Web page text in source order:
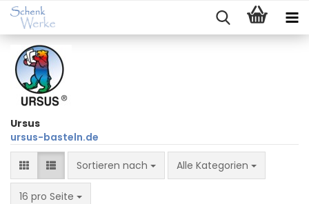
Ursus
ursus-basteln.de
Sortieren nach
Sortieren nach Alle Kategorien
16 pro Seite
pro Seite